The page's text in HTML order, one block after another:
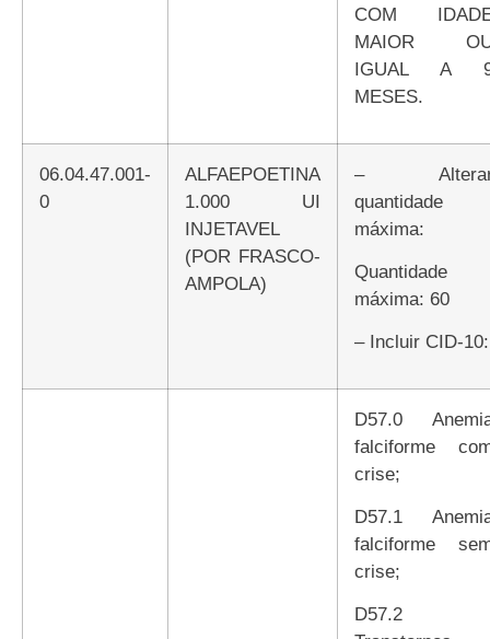
COM
MAIOR
IGUAL A
MESES.
06.04.47.001-
0
ALFAEPOETINA
1.000 UI
INJETAVEL
(POR FRASCO-
AMPOLA)
– Alterar
quantidade
máxima:
Quantidade
máxima: 60
– Incluir CID-10:
D57.0 Anemia
falciforme
crise;
D57.1 Anemia
falciforme
crise;
D57.2